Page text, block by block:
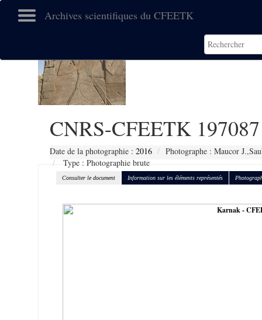
Archives scientifiques du CFEETK
CNRS-CFEETK 197087
Date de la photographie : 2016
Photographe : Maucor
Type : Photographie brute
Consulter le document Information sur les éléments représentés